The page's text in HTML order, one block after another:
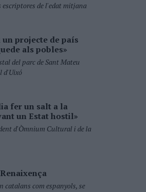
escriptores de l'edat mitjana
projecte de país
als pobles»
del parc de Sant Mateu
d'Uixó
fer un salt a la
un Estat hostil»
d'Òmnium Cultural i de la
catalans com espanyols, se